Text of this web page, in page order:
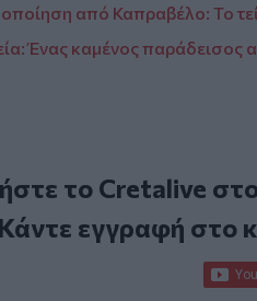
από Καπραβέλο: Το
Ένας καμένος παράδεισος
το Cretalive
Κάντε εγγραφή στο